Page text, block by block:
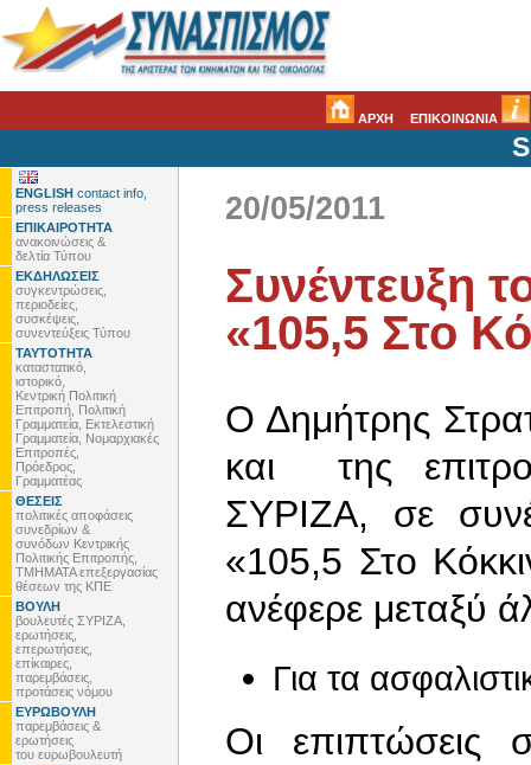
ΑΡΧΗ ΕΠΙΚΟΙΝΩΝΙΑ
ENGLISH contact info,
press releases
ΕΠΙΚΑΙΡΟΤΗΤΑ
ανακοινώσεις &
δελτία Τύπου
ΕΚΔΗΛΩΣΕΙΣ
συγκεντρώσεις,
περιοδείες,
συσκέψεις,
συνεντεύξεις Τύπου
ΤΑΥΤΟΤΗΤΑ
καταστατικό,
ιστορικό,
Κεντρική Πολιτική
Επιτροπή, Πολιτική
Γραμματεία, Εκτελεστική
Γραμματεία, Νομαρχιακές
Επιτροπές,
Πρόεδρος,
Γραμματέας
ΘΕΣΕΙΣ
πολιτικές αποφάσεις
συνεδρίων &
συνόδων Κεντρικής
Πολιτικής Επιτροπής,
ΤΜΗΜΑΤΑ επεξεργασίας
θέσεων της ΚΠΕ
ΒΟΥΛΗ
βουλευτές ΣΥΡΙΖΑ,
ερωτήσεις,
επερωτήσεις,
επίκαιρες,
παρεμβάσεις,
προτάσεις νόμου
ΕΥΡΩΒΟΥΛΗ
παρεμβάσεις &
ερωτήσεις
του ευρωβουλευτή
20/05/2011
Συνέντευξη
«105,5 Στο
Ο Δημήτρης
και της
ΣΥΡΙΖΑ, σε
«105,5 Στο
ανέφερε μεταξύ
Για τα
Οι επιπτώσεις